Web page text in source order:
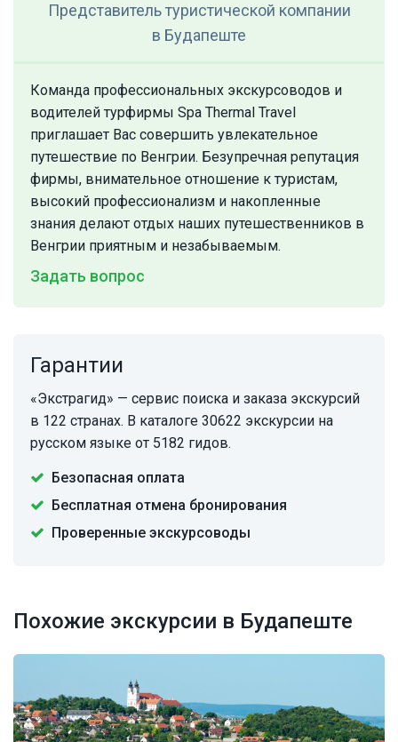
Представитель туристической компании
в Будапеште
Команда профессиональных экскурсоводов и
водителей турфирмы Spa Thermal Travel
приглашает Вас совершить увлекательное
путешествие по Венгрии. Безупречная репутация
фирмы, внимательное отношение к туристам,
высокий профессионализм и накопленные
знания делают отдых наших путешественников в
Венгрии приятным и незабываемым.
Задать вопрос
Гарантии
«Экстрагид» — сервис поиска и заказа экскурсий
в 122 странах. В каталоге 30622 экскурсии на
русском языке от 5182 гидов.
Безопасная оплата
Бесплатная отмена бронирования
Проверенные экскурсоводы
Похожие экскурсии в Будапеште